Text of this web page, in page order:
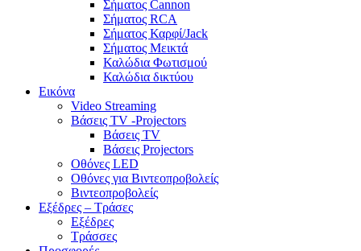
Σήματος Cannon
Σήματος RCA
Σήματος Καρφί/Jack
Σήματος Μεικτά
Καλώδια Φωτισμού
Καλώδια δικτύου
Εικόνα
Video Streaming
Βάσεις TV -Projectors
Βάσεις TV
Βάσεις Projectors
Οθόνες LED
Οθόνες για Βιντεοπροβολείς
Βιντεοπροβολείς
Εξέδρες – Τράσες
Εξέδρες
Τράσσες